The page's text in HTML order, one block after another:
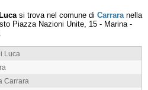
si trova nel comune di Carraranella
Piazza Nazioni Unite, 15 - Marina-
Luca
Carrara